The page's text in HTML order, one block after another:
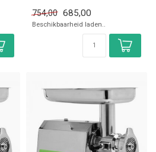
754,00 685,00
Beschikbaarheid laden..